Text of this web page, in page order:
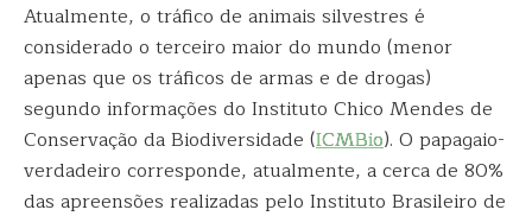
Atualmente, o tráfico de animais silvestres é
considerado o terceiro maior do mundo (menor
apenas que os tráficos de armas e de drogas)
segundo informações do Instituto Chico Mendes de
Conservação da Biodiversidade (ICMBio). O papagaio-
verdadeiro corresponde, atualmente, a cerca de 80%
das apreensões realizadas pelo Instituto Brasileiro de